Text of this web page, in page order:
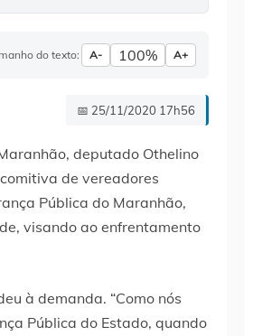
do texto: A- 100% A+
📅 25/11/2020 17h56
deputado Othelino
de vereadores
Pública do Maranhão,
visando ao enfrentamento
à demanda. “Como nós
Pública do Estado, quando